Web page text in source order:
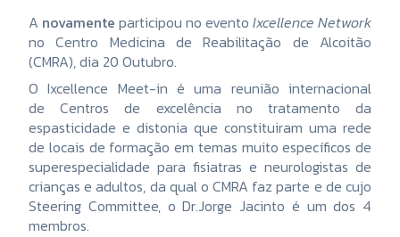
A novamente participou no evento Ixcellence Network
no Centro Medicina de Reabilitação de Alcoitão
(CMRA), dia 20 Outubro.
O Ixcellence Meet-in é uma reunião internacional
de Centros de excelência no tratamento da
espasticidade e distonia que constituiram uma rede
de locais de formação em temas muito específicos de
superespecialidade para fisiatras e neurologistas de
crianças e adultos, da qual o CMRA faz parte e de cujo
Steering Committee, o Dr.Jorge Jacinto é um dos 4
membros.